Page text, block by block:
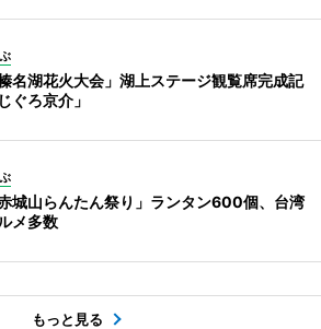
名湖花火大会」湖上ステージ観覧席完成記
ぐろ京介」
城山らんたん祭り」ランタン600個、台湾
メ多数
もっと見る